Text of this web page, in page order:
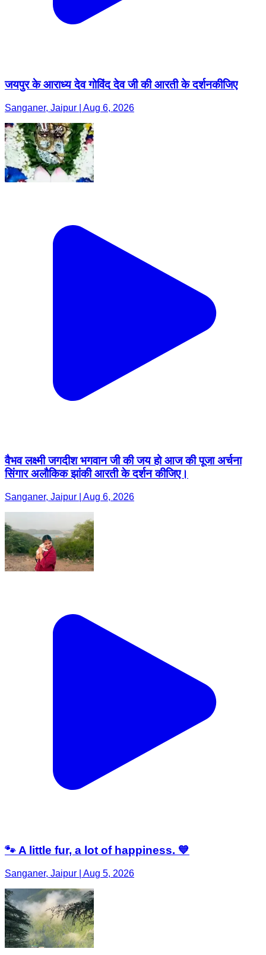
जयपुर के आराध्य देव गोविंद देव जी की आरती के दर्शनकीजिए
Sanganer, Jaipur | Aug 6, 2026
वैभव लक्ष्मी जगदीश भगवान जी की जय हो आज की पूजा अर्चना
सिंगार अलौकिक झांकी आरती के दर्शन कीजिए।
Sanganer, Jaipur | Aug 6, 2026
🐾 A little fur, a lot of happiness. 💙
Sanganer, Jaipur | Aug 5, 2026